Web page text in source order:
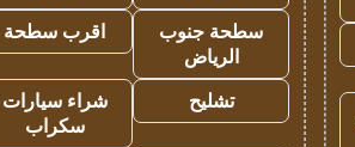
سطحة جنوب
الرياض
اقرب سطحة
تشليح
شراء سيارات
سكراب